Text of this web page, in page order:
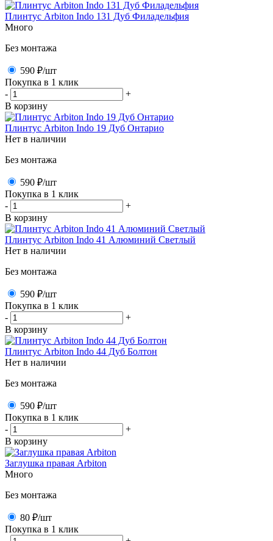
Плинтус Arbiton Indo 131 Дуб Филадельфия
Много
Без монтажа
590 ₽/шт
Покупка в 1 клик
-
+
В корзину
Плинтус Arbiton Indo 19 Дуб Онтарио
Нет в наличии
Без монтажа
590 ₽/шт
Покупка в 1 клик
-
+
В корзину
Плинтус Arbiton Indo 41 Алюминий Светлый
Нет в наличии
Без монтажа
590 ₽/шт
Покупка в 1 клик
-
+
В корзину
Плинтус Arbiton Indo 44 Дуб Болтон
Нет в наличии
Без монтажа
590 ₽/шт
Покупка в 1 клик
-
+
В корзину
Заглушка правая Arbiton
Много
Без монтажа
80 ₽/шт
Покупка в 1 клик